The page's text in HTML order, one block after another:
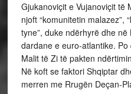
Gjukanoviçit e Vujanoviçit të
njoft “komunitetin malazez”,
tyne”, duke ndërhyrë dhe
dardane e euro-atlantike.
Malit të Zi të pakten
Në koft se faktori Shqiptar
merren me Rrugën Deçan-